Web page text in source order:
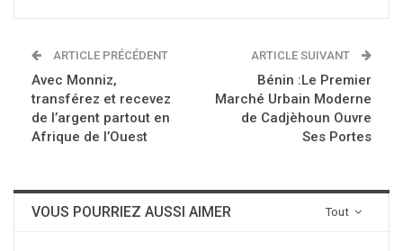
ARTICLE PRÉCÉDENT
Avec Monniz,
transférez et recevez
de l’argent partout en
Afrique de l’Ouest
ARTICLE SUIVANT
Bénin :Le Premier
Marché Urbain Moderne
de Cadjèhoun Ouvre
Ses Portes
Tout
VOUS POURRIEZ AUSSI AIMER